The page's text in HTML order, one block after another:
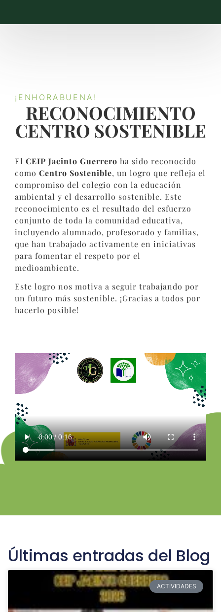
¡ENHORABUENA!
RECONOCIMIENTO
CENTRO SOSTENIBLE​
El CEIP Jacinto Guerrero ha sido reconocido
como Centro Sostenible, un logro que refleja el
compromiso del colegio con la educación
ambiental y el desarrollo sostenible. Este
reconocimiento es el resultado del esfuerzo
conjunto de toda la comunidad educativa,
incluyendo alumnado, profesorado y familias,
que han trabajado activamente en iniciativas
para fomentar el respeto por el
medioambiente.
Este logro nos motiva a seguir trabajando por
un futuro más sostenible. ¡Gracias a todos por
hacerlo posible!
Últimas entradas del Blog
ACTIVIDADES